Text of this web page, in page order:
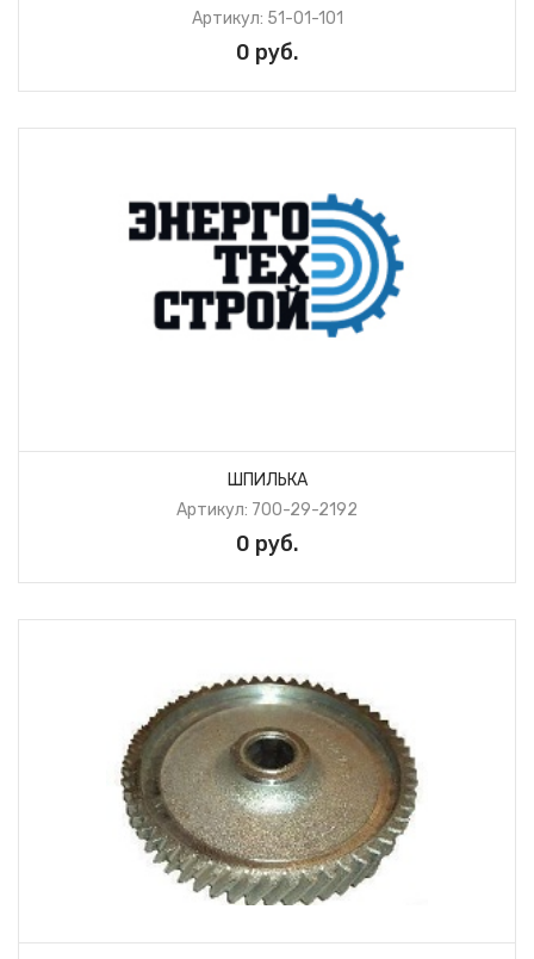
Артикул: 51-01-101
0 руб.
ШПИЛЬКА
Артикул: 700-29-2192
0 руб.